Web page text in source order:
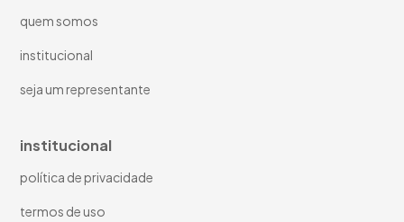
quem somos
institucional
seja um representante
institucional
política de privacidade
termos de uso